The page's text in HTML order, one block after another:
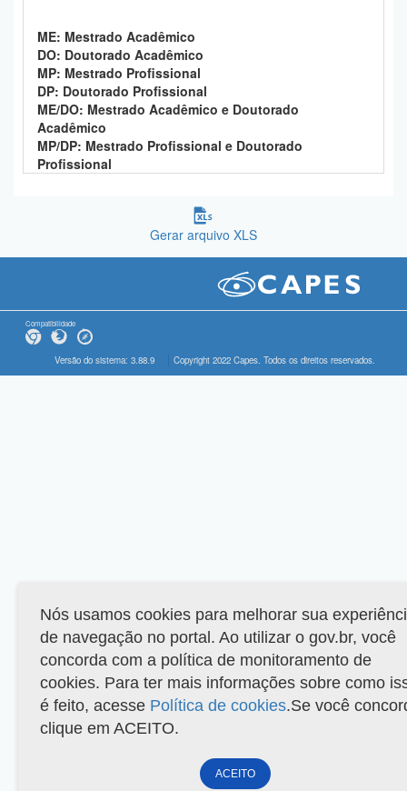
ME: Mestrado Acadêmico
DO: Doutorado Acadêmico
MP: Mestrado Profissional
DP: Doutorado Profissional
ME/DO: Mestrado Acadêmico e Doutorado
Acadêmico
MP/DP: Mestrado Profissional e Doutorado
Profissional
Gerar arquivo XLS
Compatibilidade
Versão do sistema: 3.88.9 Copyright 2022 Capes. Todos os direitos reservados.
Nós usamos cookies para melhorar sua
de navegação no portal. Ao utilizar o gov.br, você
concorda com a política de monitoramento de
cookies. Para ter mais informações sobre como
é feito, acesse Política de cookies.Se você
clique em ACEITO.
ACEITO